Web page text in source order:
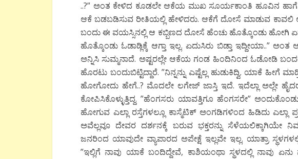
..?” ಅಂತ ಕೇಳಿದ ಕೂಡಲೇ ಆಕೆಯ ಮುಖ ಸೂರ್ಯಕಾಂತಿ ಹೂವಿನ
ಆಕೆ ಬಡಬಡಿಸುವ ರೀತಿಯಲ್ಲಿ ಹೇಳಿದರು. ಆಕೆಗೆ ದೋಸೆ ಮಾಡುವ ಕಾವಲಿ
ಬಂದು ಈ ವಯಸ್ಸಿನಲ್ಲಿ ಆ ಕಬ್ಬಿಣದ ದೋಸೆ ಹೆಂಚು ಹೊತ್ಕೊಂಡು ಹೋಗಿ
ಹೊತ್ಕೊಂಡು ಓಡಾಡ್ಲಿಕ್ಕೆ ಆಗ್ತಾ ಇಲ್ಲ. ಏದುಸಿರು ಬಿಡ್ತಾ ಇದ್ದೀಯಾ..”
ಅನ್ನಿಸಿ ಸುಮ್ಮನಾದೆ. ಅಷ್ಟರಲ್ಲೇ ಆಕೆಯ ಗಂಡ ಹಿಂದಿನಿಂದ ಓಡೋಡಿ
ಹೊರಟು ಬಂದುಬಿಟ್ಟಿದ್ದಾರೆ. ”ನಿನ್ನನ್ನು ಎಷ್ಟೆಲ್ಲ ಹುಡುಕಿದ್ವಿ. ಯಾಕೆ ಹೀಗೆ
ಹೋಗೋದು ಹೇಗೆ..? ಮೊದಲೇ ಲಗೇಜ್ ಜಾಸ್ತಿ ಇದೆ. ಇದೆಲ್ಲಾ ಅಲ್ಲೇ
ಕೋಪಿಸಿಕೊಳ್ಳುತ್ತಿದ್ದ. ”ಹೆಂಗಸರು ಯಾವತ್ತಿಗೂ ಹೆಂಗಸರೇ”
ಹೋಗುವ ಎಲ್ಲಾ ರಸ್ತೆಗಳಲ್ಲೂ ಕಾಸ್ಮೆಟಿಕ್ ಅಂಗಡಿಗಳಿಂದ ಹಿಡಿದು ಎಲ್ಲಾ
ಅವೆಲ್ಲವೂ ದೇವರ ದರ್ಶನಕ್ಕೆ ಬರುವ ಭಕ್ತರನ್ನು
ಜನರಿಂದ ಯಾವುದೇ ವ್ಯಾಪಾರದ ಅಪೇಕ್ಷೆ ಇಲ್ಲವೇ ಇಲ್ಲ. ಯಾತ್ರಾ
”ಇಲ್ಲಿಗೆ ನಾವು ಯಾಕೆ ಬಂದಿದ್ದೇವೆ, ಕಾಶಿಯಂಥಾ ಸ್ಥಳದಲ್ಲಿ ನಾವು